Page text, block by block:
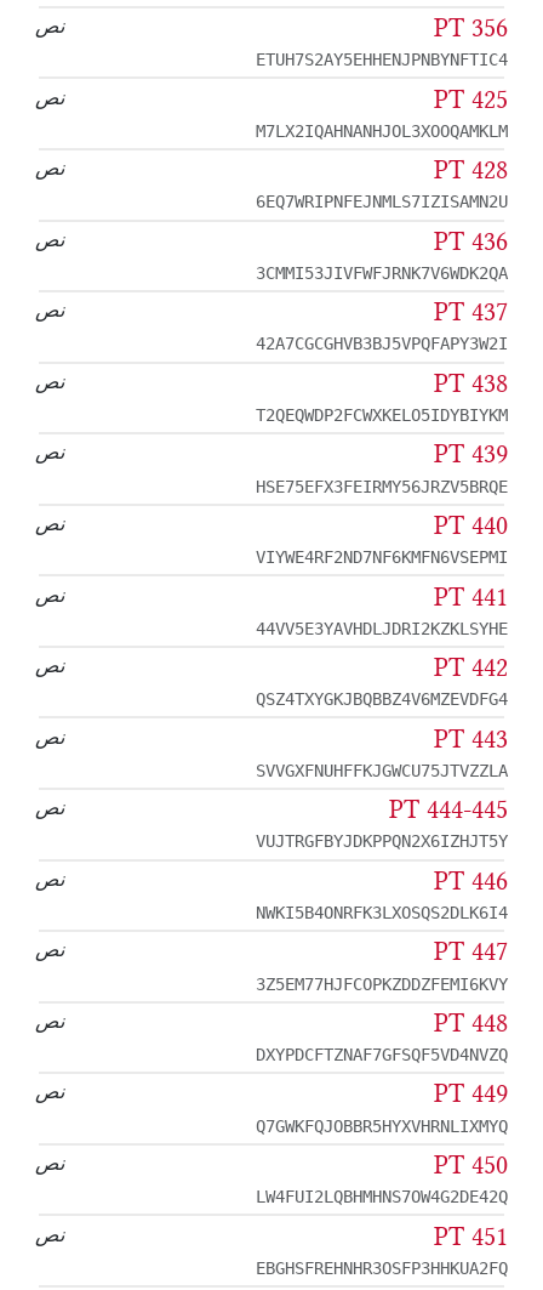
نص PT 356
ETUH7S2AY5EHHENJPNBYNFTIC4
نص PT 425
M7LX2IQAHNANHJOL3XOOQAMKLM
نص PT 428
6EQ7WRIPNFEJNMLS7IZISAMN2U
نص PT 436
3CMMI53JIVFWFJRNK7V6WDK2QA
نص PT 437
42A7CGCGHVB3BJ5VPQFAPY3W2I
نص PT 438
T2QEQWDP2FCWXKELO5IDYBIYKM
نص PT 439
HSE75EFX3FEIRMY56JRZV5BRQE
نص PT 440
VIYWE4RF2ND7NF6KMFN6VSEPMI
نص PT 441
44VV5E3YAVHDLJDRI2KZKLSYHE
نص PT 442
QSZ4TXYGKJBQBBZ4V6MZEVDFG4
نص PT 443
SVVGXFNUHFFKJGWCU75JTVZZLA
نص PT 444-445
VUJTRGFBYJDKPPQN2X6IZHJT5Y
نص PT 446
NWKI5B4ONRFK3LXOSQS2DLK6I4
نص PT 447
3Z5EM77HJFCOPKZDDZFEMI6KVY
نص PT 448
DXYPDCFTZNAF7GFSQF5VD4NVZQ
نص PT 449
Q7GWKFQJOBBR5HYXVHRNLIXMYQ
نص PT 450
LW4FUI2LQBHMHNS7OW4G2DE42Q
نص PT 451
EBGHSFREHNHR3OSFP3HHKUA2FQ